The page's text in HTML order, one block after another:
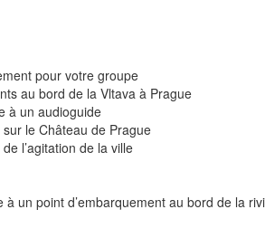
pour votre groupe
au bord de la Vltava à Prague
à un audioguide
le Château de Prague
l’agitation de la ville
un point d’embarquement au bord de la